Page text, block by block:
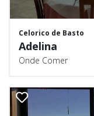
Celorico de Basto
Adelina
Onde Comer